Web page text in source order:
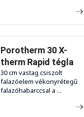
Porotherm 30 X-
therm Rapid tégla
30 cm vastag csiszolt
falazóelem vékonyrétegű
falazóhabarccsal a ...